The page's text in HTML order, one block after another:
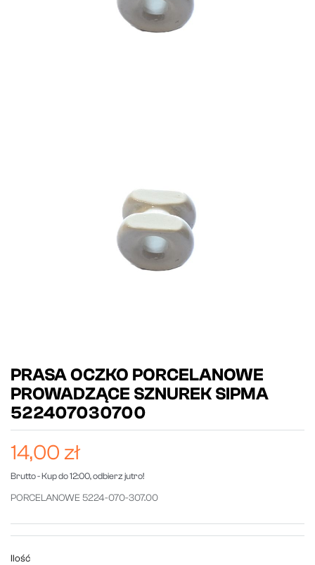
PRASA OCZKO PORCELANOWE
PROWADZĄCE SZNUREK SIPMA
522407030700
14,00 zł
Brutto- Kup do 12:00, odbierz jutro!
PORCELANOWE 5224-070-307.00
Ilość